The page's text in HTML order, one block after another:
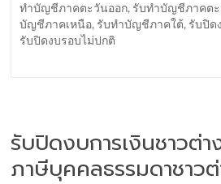
ทำบัญชีภาคตะวันออก, รับทำบัญชีภาคตะ
บัญชีภาคเหนือ, รับทำบัญชีภาคใต้, รับปิด
รับปิดงบรอบไม่ปกติ
รับปิดงบการเงินชาวต่
ภาษีบุคคลธรรมดาชาว